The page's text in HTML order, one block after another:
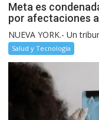
Meta es
por afectaciones
NUEVA YORK.- Un
Salud y Tecnología